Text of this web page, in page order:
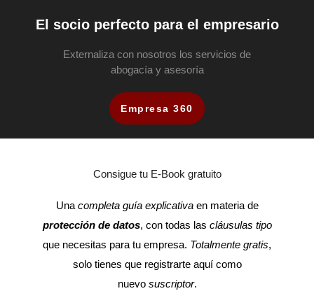
El socio perfecto para el empresario
Externaliza con nosotros los servicios de
abogacía y asesoría
Empresa 360
Consigue tu E-Book gratuito
Una completa guía explicativaen materia de
protección de datos, con todas las cláusulas tipo
que necesitas para tu empresa. Totalmente gratis,
solo tienes que registrarte aquí como
nuevo suscriptor.